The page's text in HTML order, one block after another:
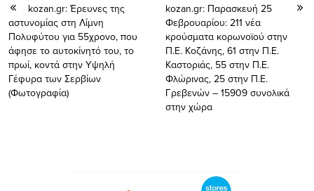
kozan.gr: Έρευνες της
αστυνομίας στη Λίμνη
Πολυφύτου για 55χρονο, που
άφησε το αυτοκίνητό του, το
πρωί, κοντά στην Υψηλή
Γέφυρα των Σερβίων
(Φωτογραφία)
kozan.gr: Παρασκευή 25
Φεβρουαρίου: 211 νέα
κρούσματα κορωνοϊού στην
Π.Ε. Κοζάνης, 61 στην Π.Ε.
Καστοριάς, 55 στην Π.Ε.
Φλώρινας, 25 στην Π.Ε.
Γρεβενών – 15909 συνολικά
στην χώρα